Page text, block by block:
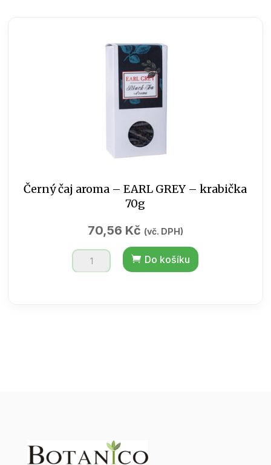
Černý čaj aroma – EARL GREY – krabička
70g
70,56 Kč (vč. DPH)
Černý
čaj
Do košíku